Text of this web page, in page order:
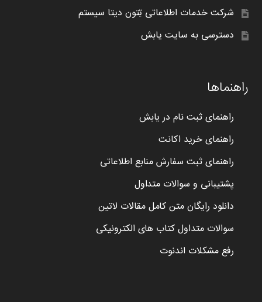
شرکت خدمات اطلاعاتی تِتون دیتا سیستم
دسترسی به سایت یابش
راهنماها
راهنمای ثبت نام در یابش
راهنمای خرید اکانت
راهنمای ثبت سفارش منابع اطلاعاتی
پشتیبانی و سوالات متداول
دانلود رایگان متن کامل مقالات لاتین
سوالات متداول کتاب های الکترونیکی
رفع مشکلات اندنوت